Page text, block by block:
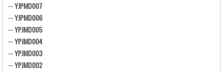
--YJPMD007
--YJPMD006
--YPJMD005
--YPJMD004
--YPJMD003
--YPJMD002